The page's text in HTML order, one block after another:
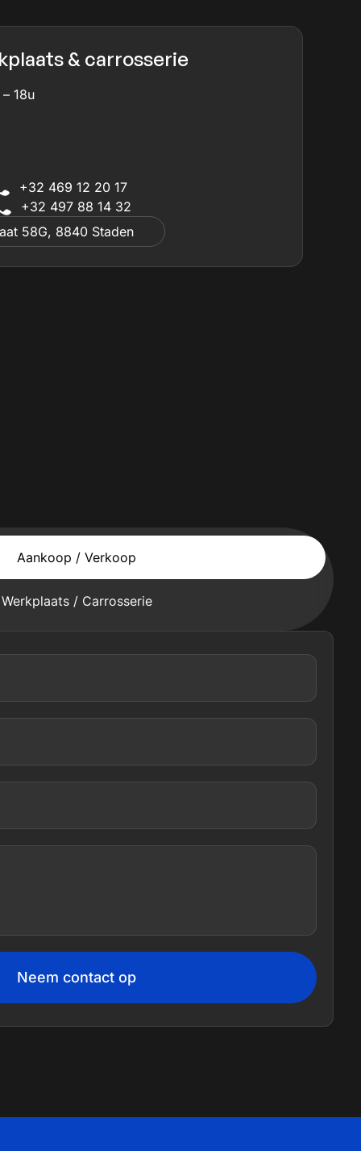
& carrosserie
18u
+32 469 12 20 17
+32 497 88 14 32
58G, 8840 Staden
Aankoop / Verkoop
Werkplaats / Carrosserie
Neem contact op